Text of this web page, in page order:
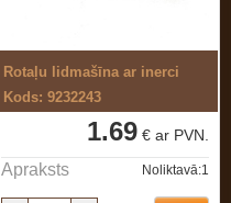
Rotaļu lidmašīna ar inerci
Kods: 9232243
1.69 € ar PVN.
Apraksts Noliktavā:1